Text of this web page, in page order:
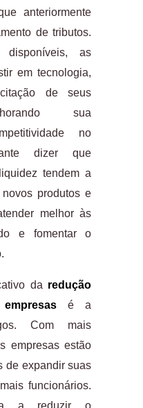
anteriormente
de tributos.
as
em tecnologia,
de seus
sua
no
dizer que
tendem a
produtos e
melhor às
e fomentar o
da redução
é a
Com mais
empresas estão
de expandir suas
funcionários.